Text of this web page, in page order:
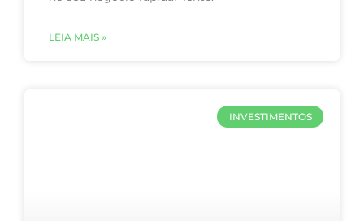
LEIA MAIS »
INVESTIMENTOS